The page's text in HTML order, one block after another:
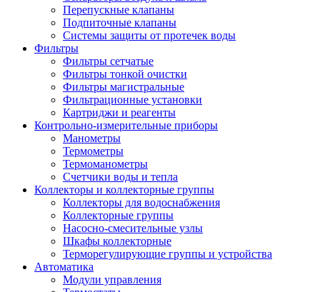
Перепускные клапаны
Подпиточные клапаны
Системы защиты от протечек воды
Фильтры
Фильтры сетчатые
Фильтры тонкой очистки
Фильтры магистральные
Фильтрационные установки
Картриджи и реагенты
Контрольно-измерительные приборы
Манометры
Термометры
Термоманометры
Счетчики воды и тепла
Коллекторы и коллекторные группы
Коллекторы для водоснабжения
Коллекторные группы
Насосно-смесительные узлы
Шкафы коллекторные
Терморегулирующие группы и устройства
Автоматика
Модули управления